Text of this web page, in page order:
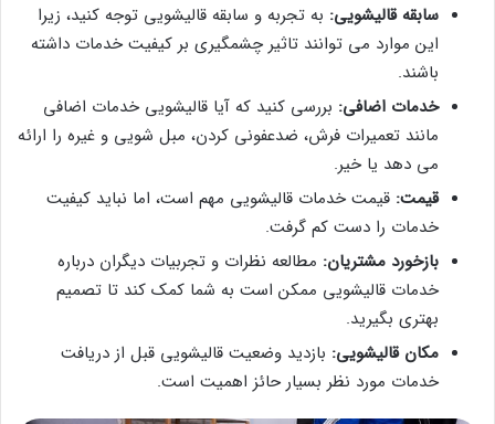
سابقه قالیشویی: به تجربه و سابقه قالیشویی توجه کنید، زیرا
این موارد می توانند تاثیر چشمگیری بر کیفیت خدمات داشته
باشند.
خدمات اضافی: بررسی کنید که آیا قالیشویی خدمات اضافی
مانند تعمیرات فرش، ضدعفونی کردن، مبل شویی و غیره را ارائه
می دهد یا خیر.
قیمت: قیمت خدمات قالیشویی مهم است، اما نباید کیفیت
خدمات را دست کم گرفت.
بازخورد مشتریان: مطالعه نظرات و تجربیات دیگران درباره
خدمات قالیشویی ممکن است به شما کمک کند تا تصمیم
بهتری بگیرید.
مکان قالیشویی: بازدید وضعیت قالیشویی قبل از دریافت
خدمات مورد نظر بسیار حائز اهمیت است.